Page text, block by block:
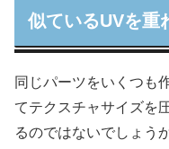
似ているUVを重
同じパーツをいくつも
てテクスチャサイズを
るのではないでしょう